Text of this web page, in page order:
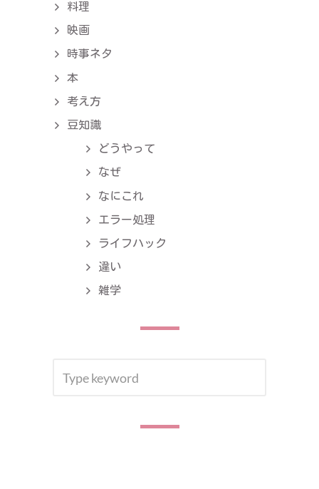
料理
映画
時事ネタ
本
考え方
豆知識
どうやって
なぜ
なにこれ
エラー処理
ライフハック
違い
雑学
FOR: